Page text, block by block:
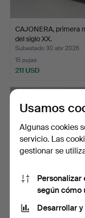
CAJONERA, primera
del siglo XX.
Subastado 30 abr 2026
15 pujas
211 USD
CÓMODA, abedul, 2
cajones, primera
Subastado 29 abr 2026
Usamos
Algunas cookies
servicio. Las
gestionar se
Personalizar
según cómo
Desarrollar